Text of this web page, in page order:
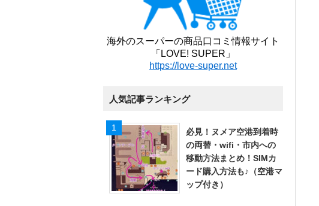
海外のスーパーの商品口コミ情報サイト
「LOVE! SUPER」
https://love-super.net
人気記事ランキング
必見！ヌメア空港到着時
の両替・wifi・市内への
移動方法まとめ！SIMカ
ード購入方法も♪（空港マ
ップ付き）